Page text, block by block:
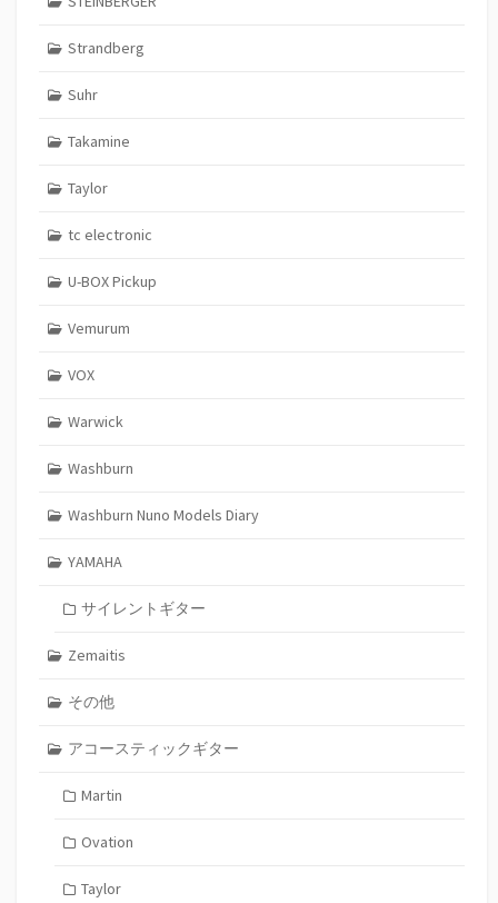
Strandberg
Suhr
Takamine
Taylor
tc electronic
U-BOX Pickup
Vemurum
VOX
Warwick
Washburn
Washburn Nuno Models Diary
YAMAHA
サイレントギター
Zemaitis
その他
アコースティックギター
Martin
Ovation
Taylor